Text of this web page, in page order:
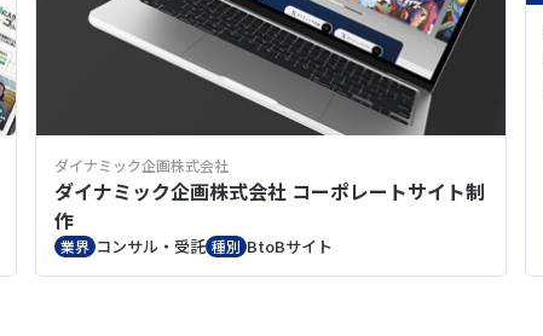
ダイナミック企画株式会社
ダイナミック企画株式会社 コーポレートサイト制
作
業界 コンサル・受託 種別 BtoBサイト